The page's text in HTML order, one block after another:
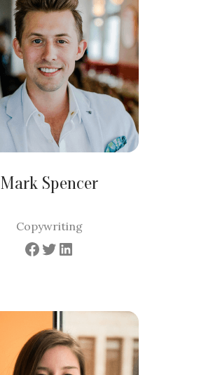
Mark Spencer
Copywriting
Facebook Twitter LinkedIn